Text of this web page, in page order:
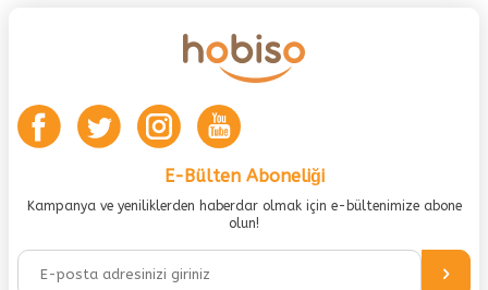
E-Bülten Aboneliği
Kampanya ve yeniliklerden haberdar olmak için e-bültenimize abone
olun!